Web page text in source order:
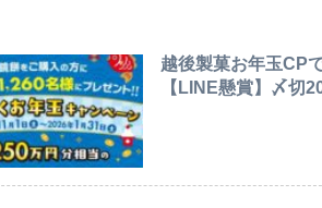
越後製菓お年玉CP
【LINE懸賞】〆切